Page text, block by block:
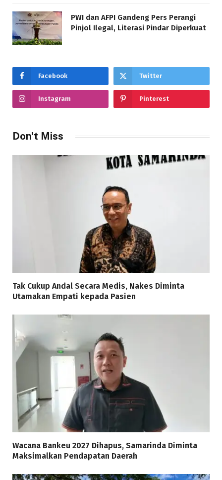
PWI dan AFPI Gandeng Pers Perangi
Pinjol Ilegal, Literasi Pindar Diperkuat
Facebook Twitter
Instagram Pinterest
Don't Miss
Tak Cukup Andal Secara Medis, Nakes Diminta
Utamakan Empati kepada Pasien
Wacana Bankeu 2027 Dihapus, Samarinda Diminta
Maksimalkan Pendapatan Daerah